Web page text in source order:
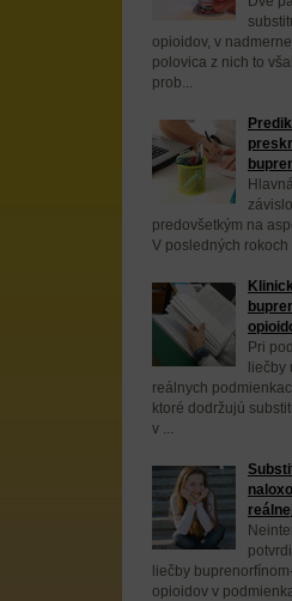
opioidov, v
polovica z nich to
prob...
predovšetkým na
V posledných
Pri
liečby
reálnych
ktoré dodržujú
v ...
liečby
opioidov v